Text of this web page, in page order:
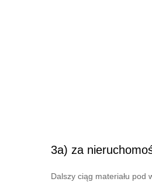
3a) za
Dalszy ciąg materiału pod